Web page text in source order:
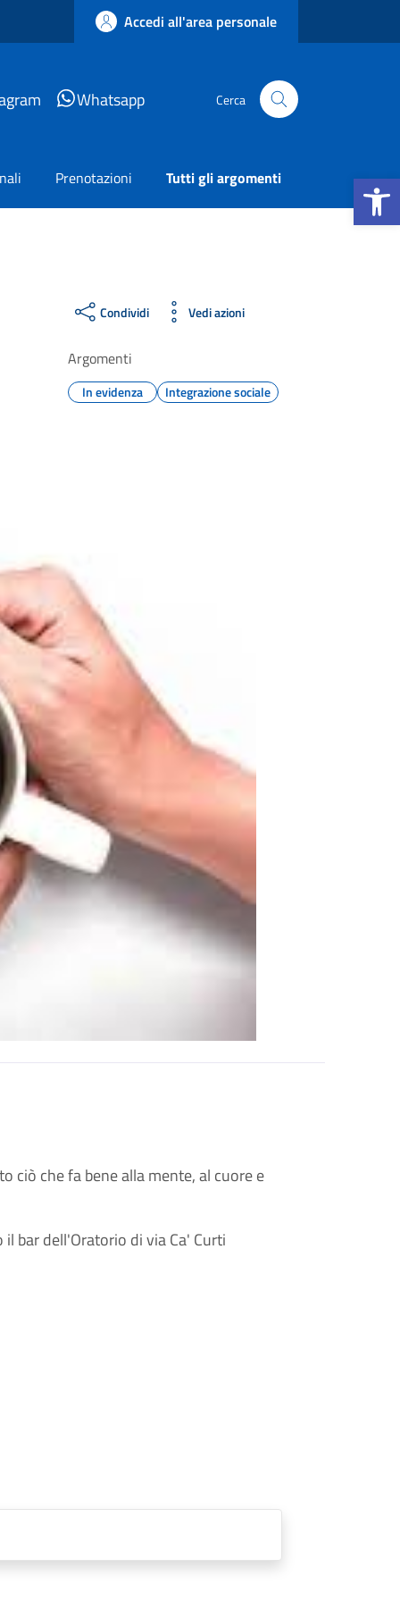
Apri la
Accedi all'area personale
Whatsapp Cerca
Prenotazioni Tutti gli argomenti
Condividi Vedi azioni
Argomenti
In evidenza Integrazione sociale
ciò che fa bene alla mente, al cuore e
bar dell'Oratorio di via Ca' Curti